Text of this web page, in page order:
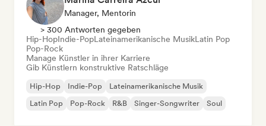
Manager, Mentorin
> 300 Antworten gegeben
Hip-HopIndie-PopLateinamerikanische MusikLatin Pop
Pop-Rock
Manage Künstler in ihrer Karriere
Gib Künstlern konstruktive Ratschläge
Hip-Hop Indie-Pop
Lateinamerikanische Musik
Latin Pop
Pop-Rock R&B Singer-Songwriter Soul